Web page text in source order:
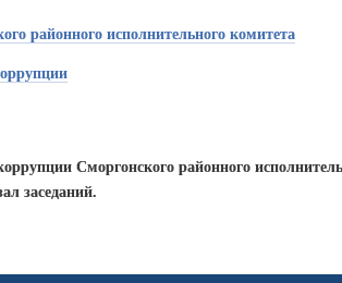
районного исполнительного комитета
Сморгонского районного
заседаний.